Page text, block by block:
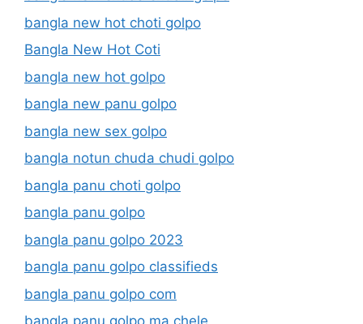
bangla new hot choti golpo
Bangla New Hot Coti
bangla new hot golpo
bangla new panu golpo
bangla new sex golpo
bangla notun chuda chudi golpo
bangla panu choti golpo
bangla panu golpo
bangla panu golpo 2023
bangla panu golpo classifieds
bangla panu golpo com
bangla panu golpo ma chele